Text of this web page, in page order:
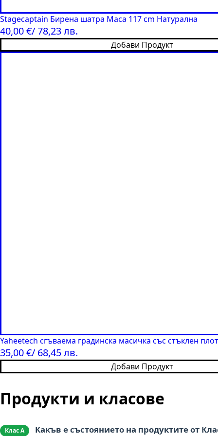
Stagecaptain Бирена шатра Маса 117 cm Натурална
40,00€/ 78,23 лв.
Добави Продукт
Yaheetech сгъваема градинска масичка със стъклен плот
35,00€/ 68,45 лв.
Добави Продукт
Продукти и класове
Клас А Какъв е състоянието на продуктите от